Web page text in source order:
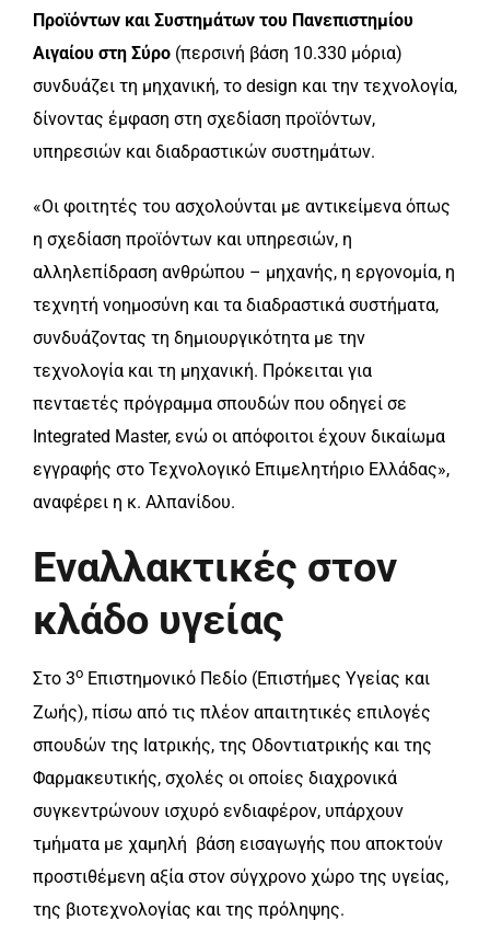
Προϊόντων και Συστημάτων του Πανεπιστημίου
Αιγαίου στη Σύρο (περσινή βάση 10.330 μόρια)
συνδυάζει τη μηχανική, το design και την τεχνολογία,
δίνοντας έμφαση στη σχεδίαση προϊόντων,
υπηρεσιών και διαδραστικών συστημάτων.
«Οι φοιτητές του ασχολούνται με αντικείμενα όπως
η σχεδίαση προϊόντων και υπηρεσιών, η
αλληλεπίδραση ανθρώπου – μηχανής, η εργονομία, η
τεχνητή νοημοσύνη και τα διαδραστικά συστήματα,
συνδυάζοντας τη δημιουργικότητα με την
τεχνολογία και τη μηχανική. Πρόκειται για
πενταετές πρόγραμμα σπουδών που οδηγεί σε
Integrated Master, ενώ οι απόφοιτοι έχουν δικαίωμα
εγγραφής στο Τεχνολογικό Επιμελητήριο Ελλάδας»,
αναφέρει η κ. Αλπανίδου.
Εναλλακτικές στον
κλάδο υγείας
Στο 3ο Επιστημονικό Πεδίο (Επιστήμες Υγείας και
Ζωής), πίσω από τις πλέον απαιτητικές επιλογές
σπουδών της Ιατρικής, της Οδοντιατρικής και της
Φαρμακευτικής, σχολές οι οποίες διαχρονικά
συγκεντρώνουν ισχυρό ενδιαφέρον, υπάρχουν
τμήματα με χαμηλή βάση εισαγωγής που αποκτούν
προστιθέμενη αξία στον σύγχρονο χώρο της υγείας,
της βιοτεχνολογίας και της πρόληψης.